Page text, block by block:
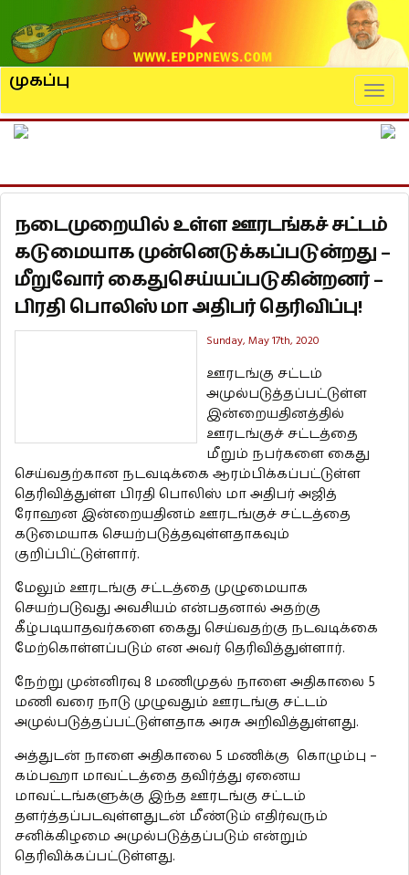
முகப்பு
நடைமுறையில் உள்ள ஊரடங்கச் சட்டம்
கடுமையாக முன்னெடுக்கப்படுன்றது –
மீறுவோர் கைதுசெய்யப்படுகின்றனர் –
பிரதி பொலிஸ் மா அதிபர் தெரிவிப்பு!
Sunday, May 17th, 2020
ஊரடங்கு சட்டம்
அமுல்படுத்தப்பட்டுள்ள
இன்றையதினத்தில்
ஊரடங்குச் சட்டத்தை
மீறும் நபர்களை கைது
செய்வதற்கான நடவடிக்கை ஆரம்பிக்கப்பட்டுள்ள
தெரிவித்துள்ள பிரதி பொலிஸ் மா அதிபர் அஜித்
ரோஹன இன்றையதினம் ஊரடங்குச் சட்டத்தை
கடுமையாக செயற்படுத்தவுள்ளதாகவும்
குறிப்பிட்டுள்ளார்.
மேலும் ஊரடங்கு சட்டத்தை முழுமையாக
செயற்படுவது அவசியம் என்பதனால் அதற்கு
கீழ்படியாதவர்களை கைது செய்வதற்கு நடவடிக்கை
மேற்கொள்ளப்படும் என அவர் தெரிவித்துள்ளார்.
நேற்று முன்னிரவு 8 மணிமுதல் நாளை அதிகாலை 5
மணி வரை நாடு முழுவதும் ஊரடங்கு சட்டம்
அமுல்படுத்தப்பட்டுள்ளதாக அரசு அறிவித்துள்ளது.
அத்துடன் நாளை அதிகாலை 5 மணிக்கு கொழும்பு –
கம்பஹா மாவட்டத்தை தவிர்த்து ஏனைய
மாவட்டங்களுக்கு இந்த ஊரடங்கு சட்டம்
தளர்த்தப்படவுள்ளதுடன் மீண்டும் எதிர்வரும்
சனிக்கிழமை அமுல்படுத்தப்படும் என்றும்
தெரிவிக்கப்பட்டுள்ளது.